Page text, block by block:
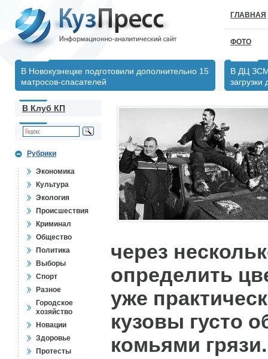
ГЛАВНАЯ
ФОТО
В Новокузнецке подготовили дополнительно 15
матросов-спасателей
В ДЦ
В Клуб КП
Рубрики
Экономика
Культура
Экология
Происшествия
Криминал
Общество
Политика
Выборы
Спорт
Разное
Городское
хозяйство
Новации
Здоровье
Протесты
через
определить
уже
кузовы густо
комьями грязи.